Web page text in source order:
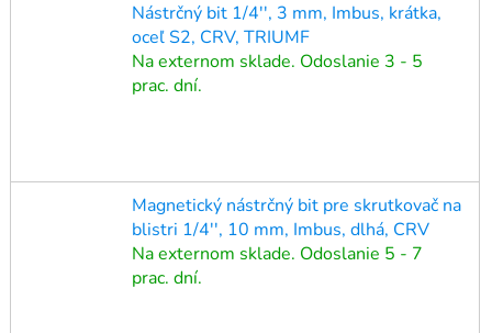
Nástrčný bit 1/4'', 3 mm, Imbus, krátka,
oceľ S2, CRV, TRIUMF
Na externom sklade. Odoslanie 3 - 5
prac. dní.
Magnetický nástrčný bit pre skrutkovač na
blistri 1/4'', 10 mm, Imbus, dlhá, CRV
Na externom sklade. Odoslanie 5 - 7
prac. dní.